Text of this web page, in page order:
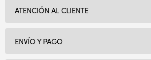
ATENCIÓN AL CLIENTE
ENVÍO Y PAGO